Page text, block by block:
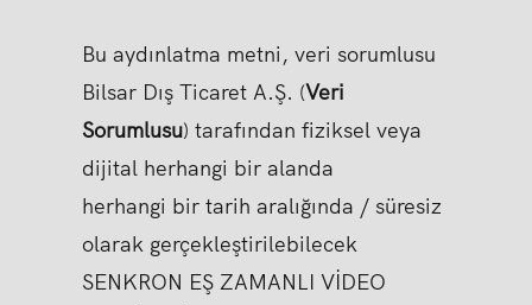
Bu aydınlatma metni, veri sorumlusu
Bilsar Dış Ticaret A.Ş. (Veri
Sorumlusu) tarafından fiziksel veya
dijital herhangi bir alanda
herhangi bir tarih aralığında / süresiz
olarak gerçekleştirilebilecek
SENKRON EŞ ZAMANLI VİDEO